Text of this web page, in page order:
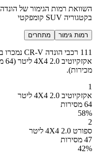
בקטגוריה SUV קומפקטי
רמות גימור מתחרים
מכירות).
1
אקזקיוטיב 4X4 2.0 ליטר
64 מסירות
58%
2
ספורט 4X4 2.0 ליטר
47 מסירות
42%